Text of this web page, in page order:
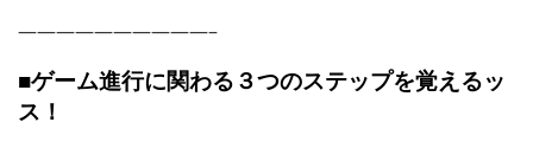
——————————–
■ゲーム進行に関わる３つのステップを覚えるッ
ス！